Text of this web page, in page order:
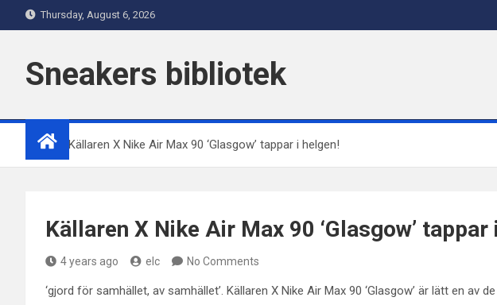
to
Thursday, August 6, 2026
Sneakers bibliotek
Home Källaren X Nike Air Max 90 ‘Glasgow’ tappar i helgen!
Källaren X Nike Air Max 90 ‘Glasgow’ tappar
4 years ago elc No Comments
‘gjord för samhället, av samhället’. Källaren X Nike Air Max 90 ‘Glasgow’ är lätt en av